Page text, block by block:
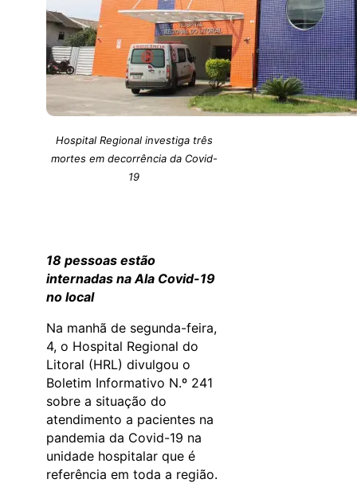
Hospital Regional investiga três
mortes em decorrência da Covid-
19
18 pessoas estão
internadas na Ala Covid-19
no local
Na manhã de segunda-feira,
4, o Hospital Regional do
Litoral (HRL) divulgou o
Boletim Informativo N.º 241
sobre a situação do
atendimento a pacientes na
pandemia da Covid-19 na
unidade hospitalar que é
referência em toda a região.